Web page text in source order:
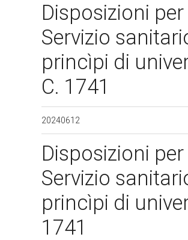
Disposizioni
Servizio
princìpi di
C. 1741
20240612
Disposizioni
Servizio
princìpi di
1741